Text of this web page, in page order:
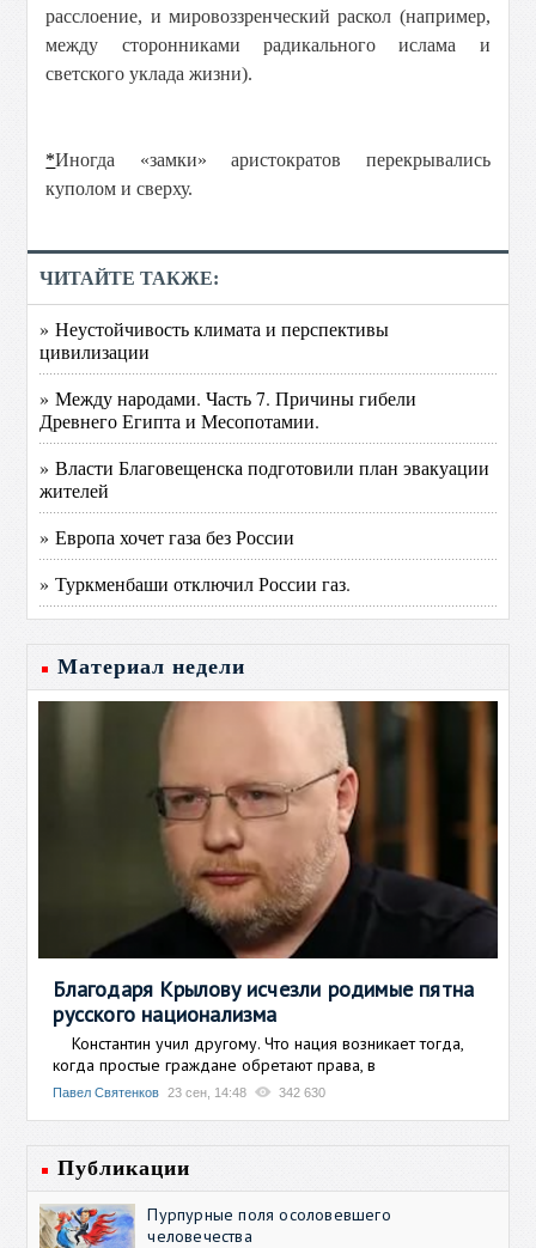
расслоение, и мировоззренческий раскол (например,
между сторонниками радикального ислама и
светского уклада жизни).
*Иногда «замки» аристократов перекрывались
куполом и сверху.
ЧИТАЙТЕ ТАКЖЕ:
» Неустойчивость климата и перспективы
цивилизации
» Между народами. Часть 7. Причины гибели
Древнего Египта и Месопотамии.
» Власти Благовещенска подготовили план эвакуации
жителей
» Европа хочет газа без России
» Туркменбаши отключил России газ.
Материал недели
Благодаря Крылову исчезли родимые пятна
русского национализма
Константин учил другому. Что нация возникает тогда,
когда простые граждане обретают права, в
Павел Святенков 23 сен, 14:48 342 630
Публикации
Пурпурные поля осоловевшего
человечества